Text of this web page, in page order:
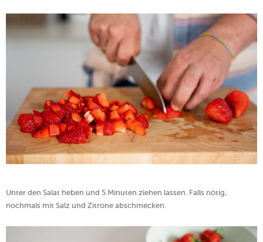
Unter den Salat heben und 5 Minuten ziehen lassen. Falls nötig,
nochmals mit Salz und Zitrone abschmecken.